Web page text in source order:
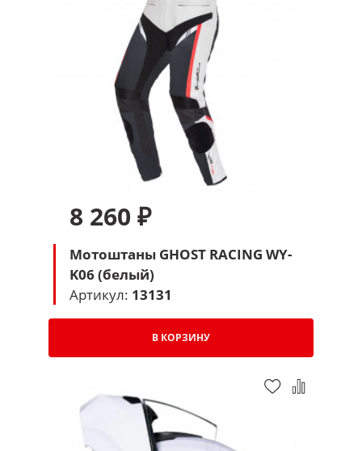
8 260 ₽
Мотоштаны GHOST RACING WY-
K06 (белый)
Артикул: 13131
В КОРЗИНУ